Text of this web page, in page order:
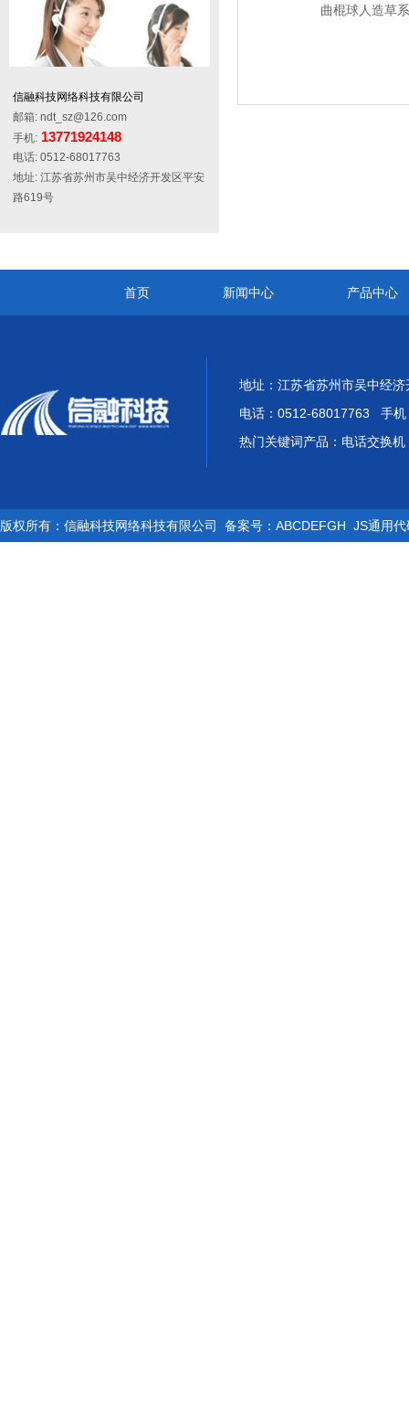
信融科技网络科技有限公司
邮箱: ndt_sz@126.com
手机: 13771924148
电话: 0512-68017763
地址: 江苏省苏州市吴中经济开发区平安
路619号
曲棍球人造草
首页 新闻中心 产品中心
地址：江苏省苏州市吴中经
电话：0512-68017763 手
热门关键词产品：电话交换
版权所有：信融科技网络科技有限公司 备案号：ABCDEFGH JS通用代